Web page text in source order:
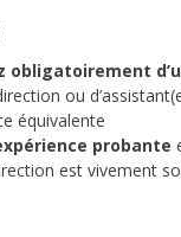
obligatoirement
ou
équivalente
probante
est vivement